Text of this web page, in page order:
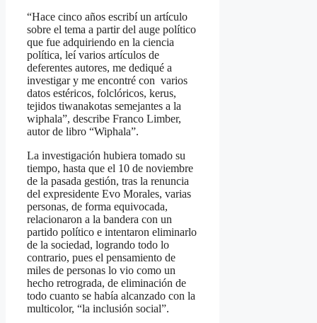
“Hace cinco años escribí un artículo
sobre el tema a partir del auge político
que fue adquiriendo en la ciencia
política, leí varios artículos de
deferentes autores, me dediqué a
investigar y me encontré con varios
datos estéricos, folclóricos, kerus,
tejidos tiwanakotas semejantes a la
wiphala”, describe Franco Limber,
autor de libro “Wiphala”.
La investigación hubiera tomado su
tiempo, hasta que el 10 de noviembre
de la pasada gestión, tras la renuncia
del expresidente Evo Morales, varias
personas, de forma equivocada,
relacionaron a la bandera con un
partido político e intentaron eliminarlo
de la sociedad, logrando todo lo
contrario, pues el pensamiento de
miles de personas lo vio como un
hecho retrograda, de eliminación de
todo cuanto se había alcanzado con la
multicolor, “la inclusión social”.